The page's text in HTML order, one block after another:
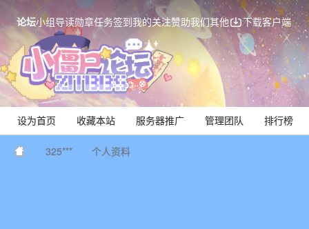
论坛小组导读勋章任务签到我的关注赞助我们其他 下载客户端
设为首页 收藏本站 服务器推广 管理团队 排行榜
325*** 个人资料